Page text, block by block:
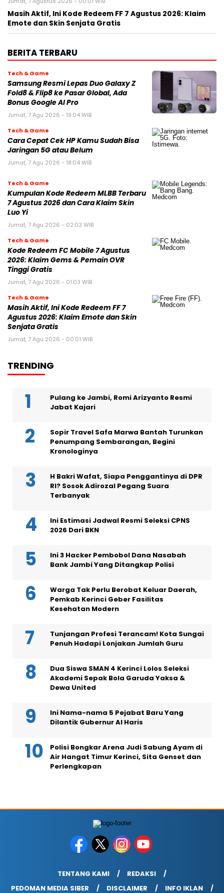
Masih Aktif, Ini Kode Redeem FF 7 Agustus 2026: Klaim
Emote dan Skin Senjata Gratis
BERITA TERBARU
Tech & Game
Samsung Resmi Lepas Duo Galaxy Z
Fold8 & Flip8 ke Pasar Global, Ada
Bonus Google AI Pro
Jumat, 7 Agu 2026 - 19:04 WIB
Tech & Game
Cara Cepat Cek HP Kamu Sudah Bisa
Jaringan 5G atau Belum
Jumat, 7 Agu 2026 - 18:04 WIB
Tech & Game
Kumpulan Kode Redeem MLBB Terbaru
7 Agustus 2026 dan Cara Klaim Skin
Luo Yi
Jumat, 7 Agu 2026 - 02:03 WIB
Tech & Game
Kode Redeem FC Mobile 7 Agustus
2026: Klaim Gems & Pemain OVR
Tinggi Gratis
Jumat, 7 Agu 2026 - 01:03 WIB
Tech & Game
Masih Aktif, Ini Kode Redeem FF 7
Agustus 2026: Klaim Emote dan Skin
Senjata Gratis
Jumat, 7 Agu 2026 - 00:01 WIB
TRENDING
Pulang ke Jambi, Romi Arizyanto Resmi
Jabat Kajari
Sopir Travel Safa Marwa Bantah Turunkan
Penumpang Sembarangan, Begini
Kronologinya
H Bakri Wafat, Siapa Penggantinya di DPR
RI? Sosok Adirozal Pegang Suara
Terbanyak
Ini Estimasi Jadwal Resmi Seleksi CPNS
2026 Dari BKN
Ini 3 Hacker Pembobol Dana Nasabah
Bank Jambi Yang Ditangkap Polisi
Warga Tak Perlu Berobat Keluar Daerah,
Pemkab Kerinci Geber Fasilitas
Kesehatan Modern
Tunjangan Profesi Terancam! Kota Sungai
Penuh Hadapi Lonjakan Jumlah Guru
Dua Siswa SMAN 4 Kerinci Lolos Seleksi
Akademi Sepak Bola Garuda Yaksa &
Dewa United
Ini Nama-nama 5 Pejabat Baru Yang
Dilantik Gubernur Al Haris
Polisi Bongkar Arena Judi Sabung Ayam di
Air Hangat Timur Kerinci, Sita Genset dan
Perlengkapan
TENTANG KAMI
REDAKSI
PEDOMAN MEDIA SIBER
DISCLAIMER INFO IKLAN